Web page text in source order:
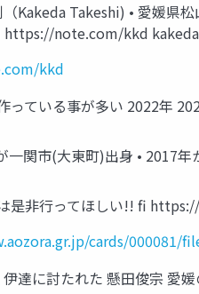
Kakeda Takeshi) • 愛媛県
https://note.com/kkd
kkd
っている事が多い 2022年
一関市(大東町)出身 • 2017
是非行ってほしい!! fi
cards/000081/
達に討たれた 懸田俊宗 愛